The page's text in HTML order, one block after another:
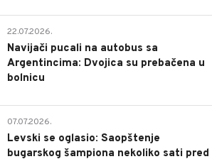
22.07.2026.
Navijači pucali na autobus sa
Argentincima: Dvojica su prebačena u
bolnicu
07.07.2026.
Levski se oglasio: Saopštenje
bugarskog šampiona nekoliko sati pred